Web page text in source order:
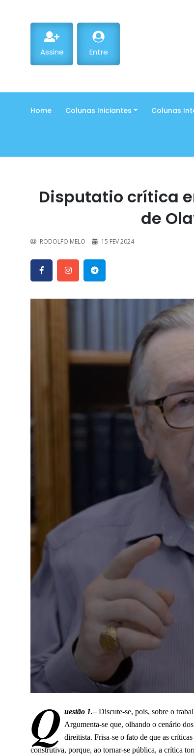
Assine Entre
Home Colunas Iniciantes Colunas
Disputatio crítica
de
RODOLFO MELO 15 FEV 2024
Q uestão 1.– Discute-se, pois, sobre o
Argumenta-se que, olhando o cenário
direitista. Frisa-se o fato de que as
construtiva, porque, ao tornar-se pública, a crítica